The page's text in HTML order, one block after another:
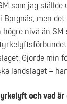
som jag
Borgnäs, men
nivå än
Gjorde
landslaget –
och vad